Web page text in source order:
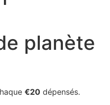
planète
€20 dépensés.